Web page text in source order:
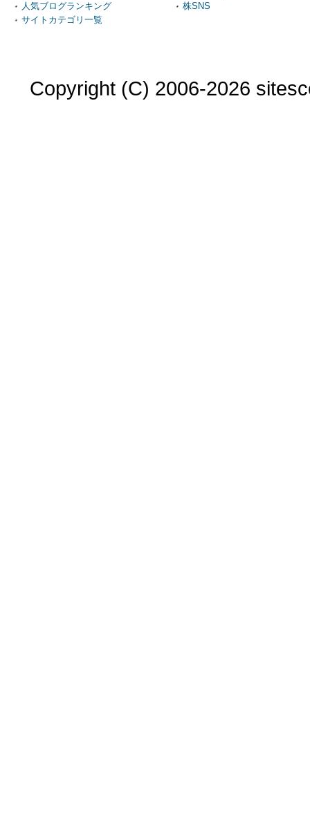
人気ブログランキング
サイトカテゴリ一覧
株SNS
Copyright (C) 2006-2026